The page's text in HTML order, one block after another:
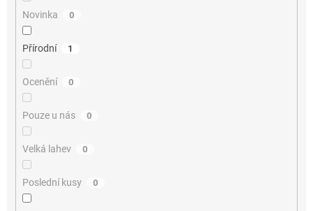
Novinka 0
Přírodní 1
Ocenění 0
Pouze u nás 0
Velká lahev 0
Poslední kusy 0